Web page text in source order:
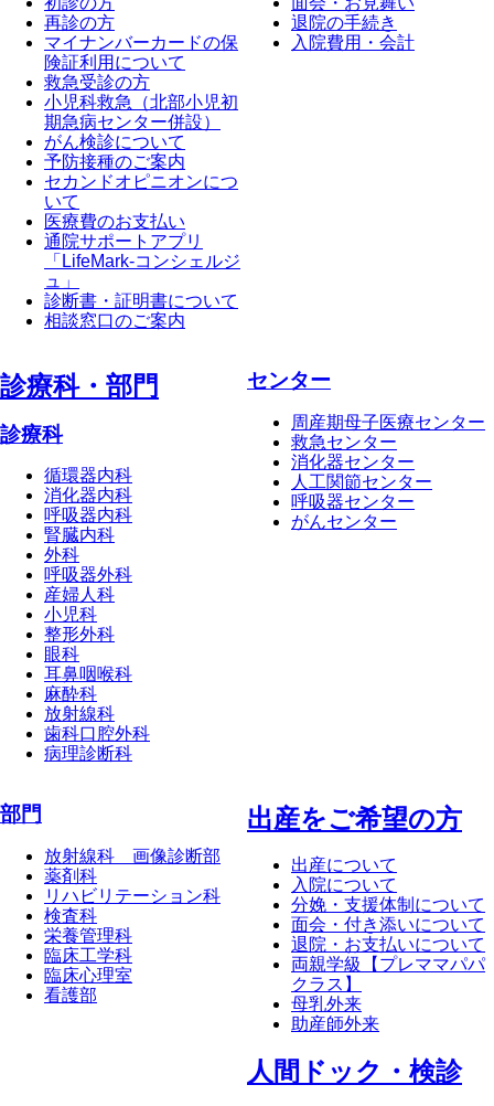
再診の方
マイナンバーカードの保
険証利用について
救急受診の方
小児科救急（北部小児初
期急病センター併設）
がん検診について
予防接種のご案内
セカンドオピニオンにつ
いて
医療費のお支払い
通院サポートアプリ
「LifeMark-コンシェルジ
ュ」
診断書・証明書について
相談窓口のご案内
退院の手続き
入院費用・会計
診療科・部⾨
診療科
循環器内科
消化器内科
呼吸器内科
腎臓内科
外科
呼吸器外科
産婦人科
小児科
整形外科
眼科
耳鼻咽喉科
麻酔科
放射線科
歯科口腔外科
病理診断科
センター
周産期母子医療センター
救急センター
消化器センター
人工関節センター
呼吸器センター
がんセンター
部門
放射線科 画像診断部
薬剤科
リハビリテーション科
検査科
栄養管理科
臨床工学科
臨床心理室
看護部
出産をご希望の方
出産について
入院について
分娩・支援体制について
面会・付き添いについて
退院・お支払いについて
両親学級【プレママパパ
クラス】
母乳外来
助産師外来
⼈間ドック・検診